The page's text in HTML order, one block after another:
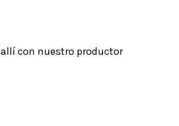
con nuestro productor